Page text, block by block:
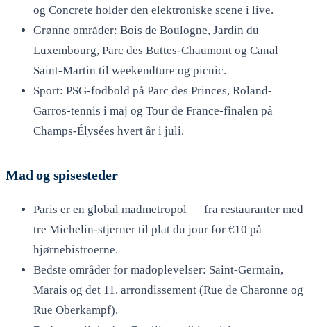
og Concrete holder den elektroniske scene i live.
Grønne områder: Bois de Boulogne, Jardin du
Luxembourg, Parc des Buttes-Chaumont og Canal
Saint-Martin til weekendture og picnic.
Sport: PSG-fodbold på Parc des Princes, Roland-
Garros-tennis i maj og Tour de France-finalen på
Champs-Élysées hvert år i juli.
Mad og spisesteder
Paris er en global madmetropol — fra restauranter med
tre Michelin-stjerner til plat du jour for €10 på
hjørnebistroerne.
Bedste områder for madoplevelser: Saint-Germain,
Marais og det 11. arrondissement (Rue de Charonne og
Rue Oberkampf).